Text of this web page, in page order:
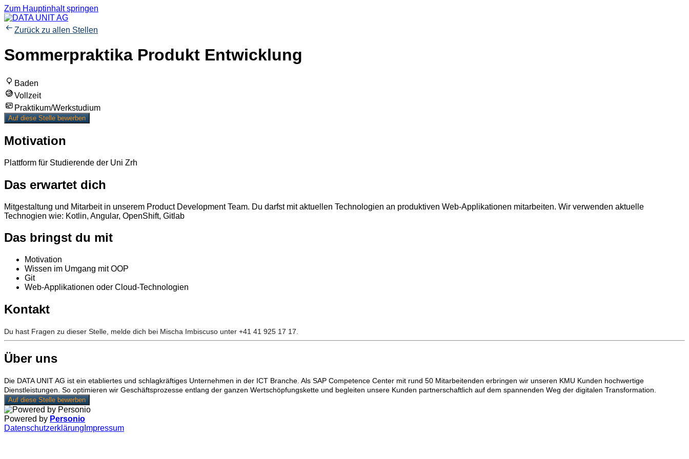
Zum Hauptinhalt springen
Zurück zu allen Stellen
Sommerpraktika Produkt Entwicklung
Baden
Vollzeit
Praktikum/Werkstudium
Auf diese Stelle bewerben
Motivation
Plattform für Studierende der Uni Zrh
Das erwartet dich
Mitgestaltung und Mitarbeit in unserem Product Development Team. Du darfst mit aktuellen Technologien an produktiven Web-Applikationen mitarbeiten. Wir verwenden aktuelle
Technogien wie: Kotlin, Angular, OpenShift, Gitlab
Das bringst du mit
Motivation
Wissen im Umgang mit OOP
Git
Web-Applikationen oder Cloud-Technologien
Kontakt
Du hast Fragen zu dieser Stelle, melde dich bei Mischa Imbiscuso unter +41 41 925 17 17.
Über uns
Die DATA UNIT AG ist ein etabliertes und schlagkräftiges Unternehmen in der ICT Branche. Als SAP Competence Center mit rund 50 Mitarbeitenden erbringen wir unseren KMU Kunden hochwertige
Dienstleistungen. So optimieren wir Geschäftsprozesse entlang der ganzen Wertschöpfungskette und begleiten unsere Kunden partnerschaftlich auf dem spannenden Weg der digitalen Transformation.
Auf diese Stelle bewerben
Powered by Personio
Datenschutzerklärung Impressum